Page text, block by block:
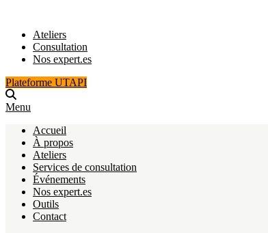
Ateliers
Consultation
Nos expert.es
Plateforme UTAPI
Menu
Accueil
À propos
Ateliers
Services de consultation
Événements
Nos expert.es
Outils
Contact